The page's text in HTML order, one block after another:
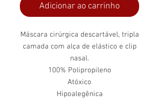
Adicionar ao carrinho
Máscara cirúrgica descartável, tripla
camada com alça de elástico e clip
nasal.
100% Polipropileno
Atóxico
Hipoalegênica